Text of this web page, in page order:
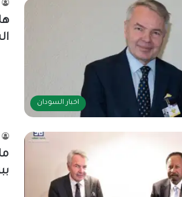
اخبار السودان